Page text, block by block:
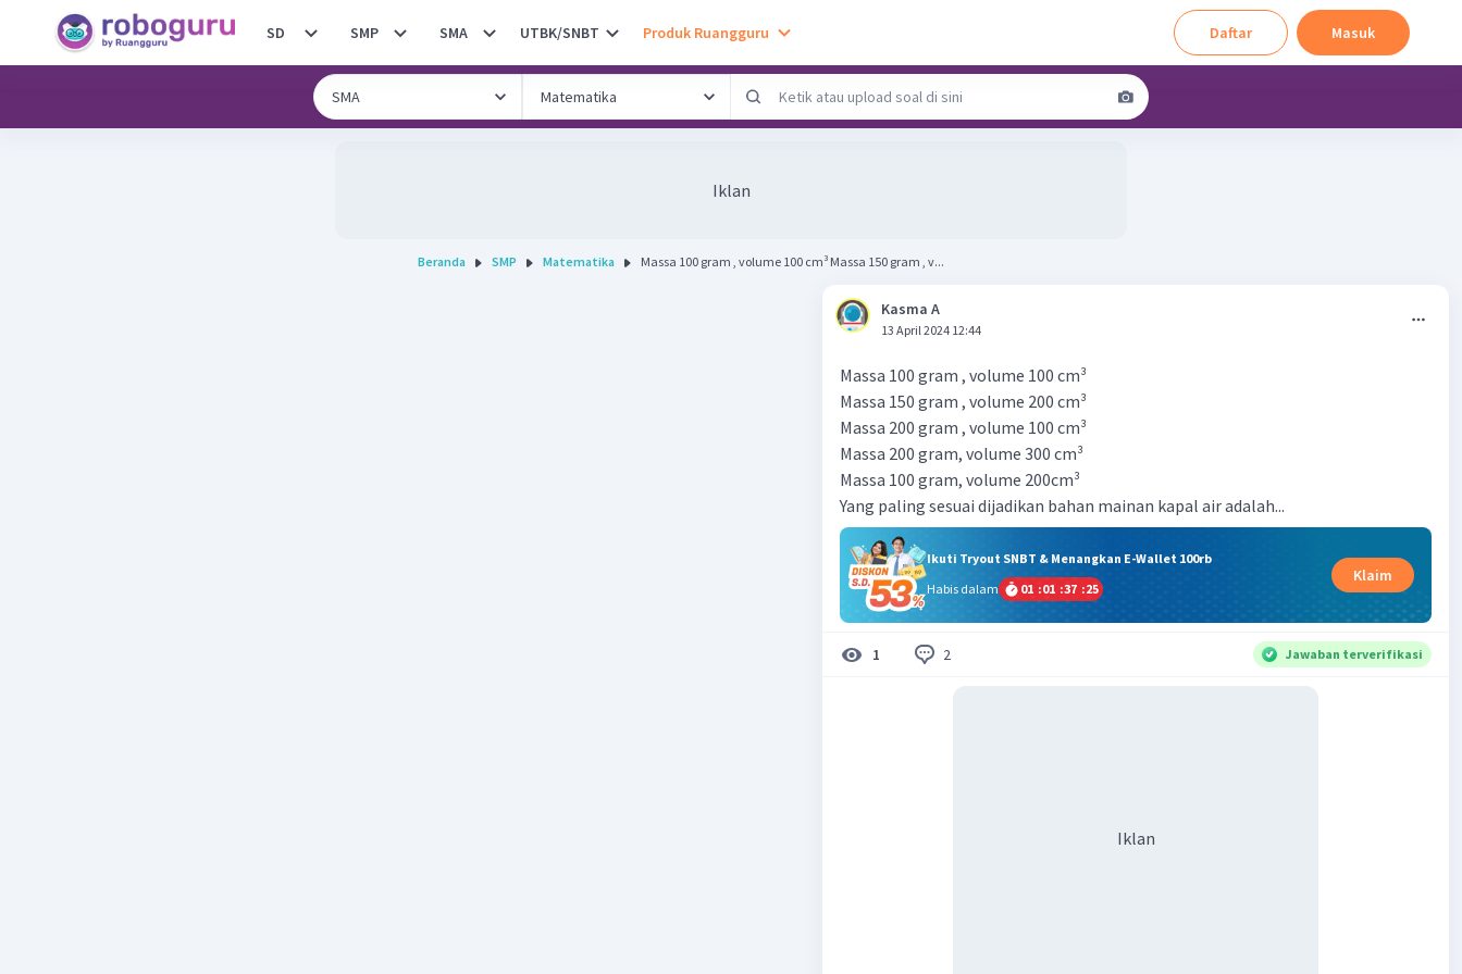
SD SMP SMA UTBK/SNBT Produk Ruangguru Daftar Masuk
Iklan
Beranda SMP Matematika Massa 100 gram , volume 100 cm³ Massa 150 gram , v...
Kasma A
13 April 2024 12:44
Massa 100 gram , volume 100 cm³
Massa 150 gram , volume 200 cm³
Massa 200 gram , volume 100 cm³
Massa 200 gram, volume 300 cm³
Massa 100 gram, volume 200cm³
Ikuti Tryout SNBT & Menangkan E-Wallet 100rb
Habis dalam
01 :01 :37 :24
Klaim
1 2 Jawaban terverifikasi
Iklan